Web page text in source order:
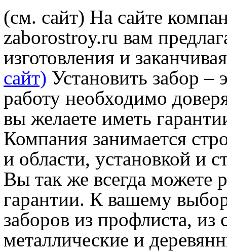
(см. сайт) На сайте
zaborostroy.ru вам
изготовления и
сайт) Установить забор –
работу необходимо
вы желаете иметь
Компания занимается
и области, установкой и
Вы так же всегда можете
гарантии. К вашему
заборов из профлиста,
металлические и